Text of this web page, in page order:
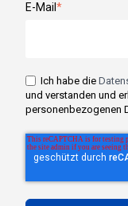
E-Mail *
Ich habe die
und verstanden und
personenbezogenen